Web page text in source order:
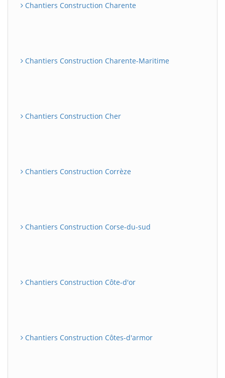
Chantiers Construction Charente
Chantiers Construction Charente-Maritime
Chantiers Construction Cher
Chantiers Construction Corrèze
Chantiers Construction Corse-du-sud
Chantiers Construction Côte-d'or
Chantiers Construction Côtes-d'armor